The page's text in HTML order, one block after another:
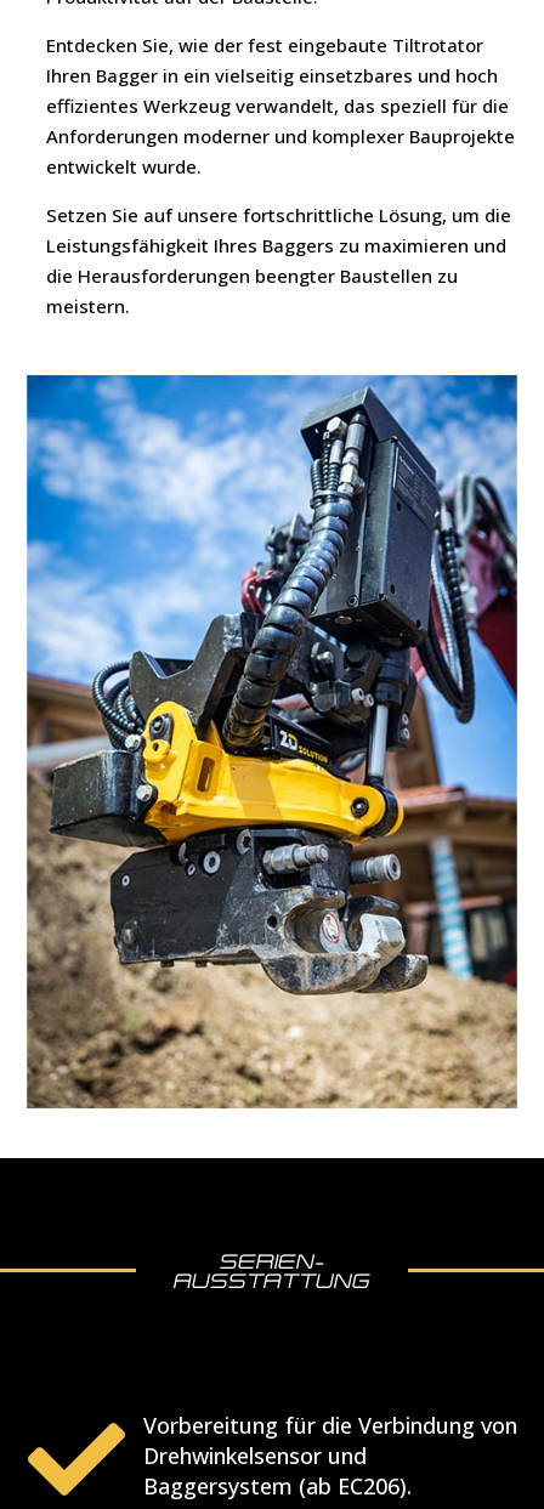
Entdecken Sie, wie der fest eingebaute Tiltrotator
Ihren Bagger in ein vielseitig einsetzbares und hoch
effizientes Werkzeug verwandelt, das speziell für die
Anforderungen moderner und komplexer Bauprojekte
entwickelt wurde.
Setzen Sie auf unsere fortschrittliche Lösung, um die
Leistungsfähigkeit Ihres Baggers zu maximieren und
die Herausforderungen beengter Baustellen zu
meistern.
SERIEN-
AUSSTATTUNG

Vorbereitung für die Verbindung von
Drehwinkelsensor und
Baggersystem (ab EC206).